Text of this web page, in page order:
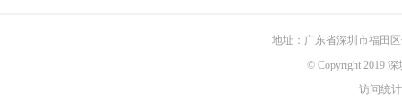
地址：广东省深圳市福田
© Copyright 2019
访问统